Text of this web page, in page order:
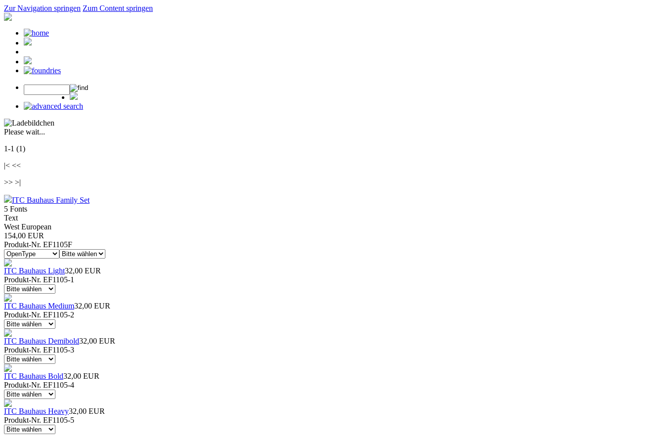
Zur Navigation springen Zum Content springen
Please wait...
1-1 (1)
|< <<
>> >|
ITC Bauhaus Family Set
5 Fonts
Text
West European
154,00 EUR
Produkt-Nr. EF1105F
ITC Bauhaus Light32,00 EUR
Produkt-Nr. EF1105-1
ITC Bauhaus Medium32,00 EUR
Produkt-Nr. EF1105-2
ITC Bauhaus Demibold32,00 EUR
Produkt-Nr. EF1105-3
ITC Bauhaus Bold32,00 EUR
Produkt-Nr. EF1105-4
ITC Bauhaus Heavy32,00 EUR
Produkt-Nr. EF1105-5